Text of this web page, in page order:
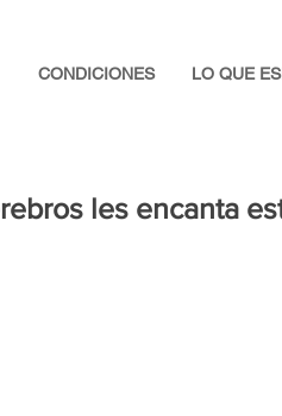
CONDICIONES LO QUE
les encanta